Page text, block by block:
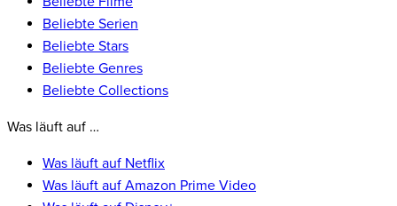
Beliebte Serien
Beliebte Stars
Beliebte Genres
Beliebte Collections
Was läuft auf …
Was läuft auf Netflix
Was läuft auf Amazon Prime Video